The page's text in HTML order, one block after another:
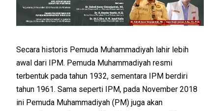
Secara historis Pemuda Muhammadiyah lahir lebih
awal dari IPM. Pemuda Muhammadiyah resmi
terbentuk pada tahun 1932, sementara IPM berdiri
tahun 1961. Sama seperti IPM, pada November 2018
ini Pemuda Muhammadiyah (PM) juga akan